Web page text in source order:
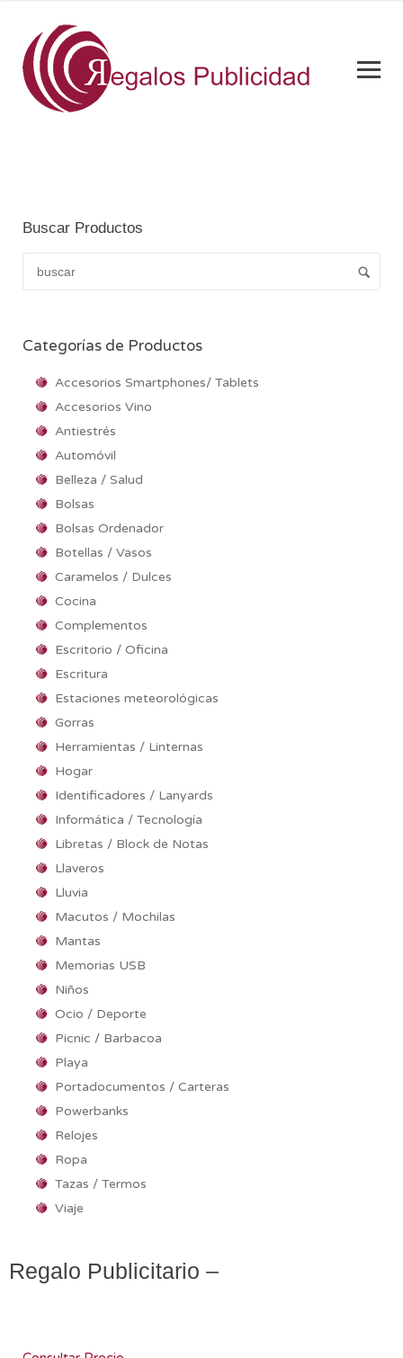
Buscar Productos
Categorías de Productos
Accesorios Smartphones/ Tablets
Accesorios Vino
Antiestrés
Automóvil
Belleza / Salud
Bolsas
Bolsas Ordenador
Botellas / Vasos
Caramelos / Dulces
Cocina
Complementos
Escritorio / Oficina
Escritura
Estaciones meteorológicas
Gorras
Herramientas / Linternas
Hogar
Identificadores / Lanyards
Informática / Tecnología
Libretas / Block de Notas
Llaveros
Lluvia
Macutos / Mochilas
Mantas
Memorias USB
Niños
Ocio / Deporte
Picnic / Barbacoa
Playa
Portadocumentos / Carteras
Powerbanks
Relojes
Ropa
Tazas / Termos
Viaje
Regalo Publicitario –